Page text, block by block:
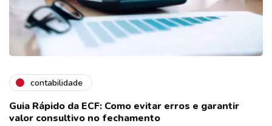
contabilidade
Guia Rápido da ECF: Como evitar erros e garantir
valor consultivo no fechamento